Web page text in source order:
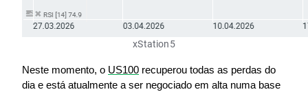
xStation5
Neste momento, o US100 recuperou todas as perdas do
dia e está atualmente a ser negociado em alta numa base